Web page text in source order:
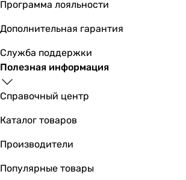
2, 4.5 атм
Количество мембранных элементов
-
-
-
-
1 шт
-
-
Программа лояльности
Дополнительная гарантия
Служба поддержки
Полезная информация
Справочный центр
Каталог товаров
Производители
Популярные товары